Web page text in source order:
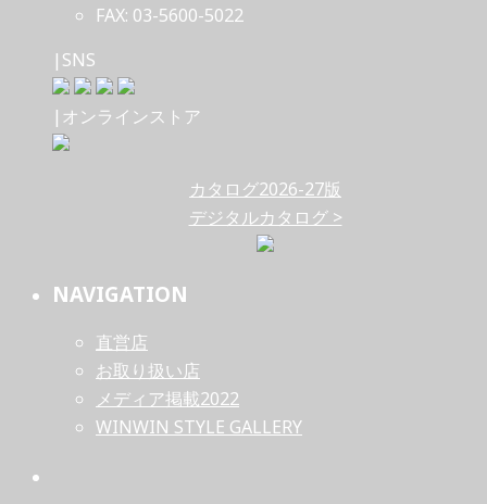
FAX: 03-5600-5022
|SNS
|オンラインストア
カタログ2026-27版
デジタルカタログ >
NAVIGATION
直営店
お取り扱い店
メディア掲載2022
WINWIN STYLE GALLERY